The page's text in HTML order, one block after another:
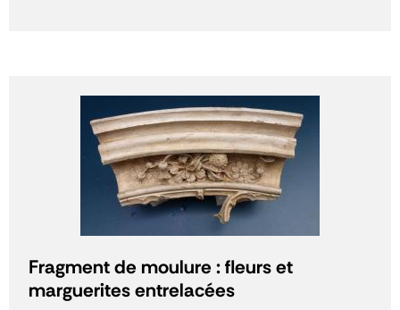
Fragment de moulure : fleurs et
marguerites entrelacées